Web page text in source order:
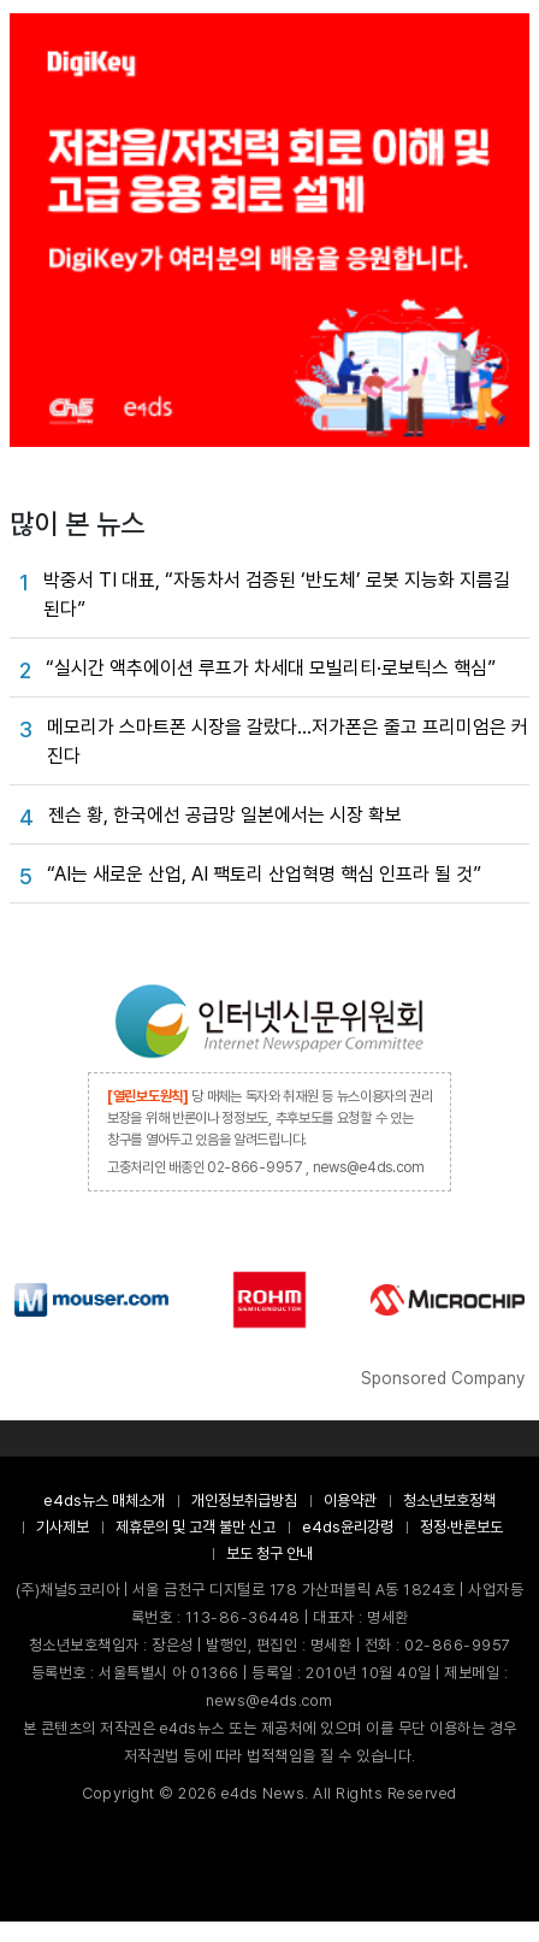
많이 본 뉴스
1
박중서 TI 대표, “자동차서 검증된 ‘반도체’ 로봇 지능화 지름길
된다”
2 “실시간 액추에이션 루프가 차세대 모빌리티·로보틱스 핵심”
3
메모리가 스마트폰 시장을 갈랐다…저가폰은 줄고 프리미엄은 커
진다
4 젠슨 황, 한국에선 공급망 일본에서는 시장 확보
5 “AI는 새로운 산업, AI 팩토리 산업혁명 핵심 인프라 될 것”
[열린보도원칙] 당 매체는 독자와 취재원 등 뉴스이용자의 권리
보장을 위해 반론이나 정정보도, 추후보도를 요청할 수 있는
창구를 열어두고 있음을 알려드립니다.
고충처리인 배종인 02-866-9957 , news@e4ds.com
Sponsored Company
e4ds뉴스 매체소개 개인정보취급방침 이용약관
청소년보호정책
기사제보
제휴문의 및 고객 불만 신고 e4ds윤리강령
정정·반론보도
보도 청구 안내
(주)채널5코리아 | 서울 금천구 디지털로 178 가산퍼블릭 A동 1824호 | 사업자등
록번호 : 113-86-36448 | 대표자 : 명세환
청소년보호책임자 : 장은성 | 발행인, 편집인 : 명세환 | 전화 : 02-866-9957
등록번호 : 서울특별시 아 01366 | 등록일 : 2010년 10월 40일 | 제보메일 :
news@e4ds.com
본 콘텐츠의 저작권은 e4ds뉴스 또는 제공처에 있으며 이를 무단 이용하는 경우
저작권법 등에 따라 법적책임을 질 수 있습니다.
Copyright ©2026 e4ds News. All Rights Reserved